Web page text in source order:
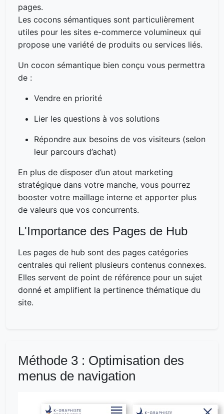
pages.
Les cocons sémantiques sont particulièrement
utiles pour les sites e-commerce volumineux qui
propose une variété de produits ou services liés.
Un cocon sémantique bien conçu vous permettra
de :
Vendre en priorité
Lier les questions à vos solutions
Répondre aux besoins de vos visiteurs (selon
leur parcours d’achat)
En plus de disposer d’un atout marketing
stratégique dans votre manche, vous pourrez
booster votre maillage interne et apporter plus
de valeurs que vos concurrents.
L'Importance des Pages de Hub
Les pages de hub sont des pages catégories
centrales qui relient plusieurs contenus connexes.
Elles servent de point de référence pour un sujet
donné et amplifient la pertinence thématique du
site.
Méthode 3 : Optimisation des
menus de navigation